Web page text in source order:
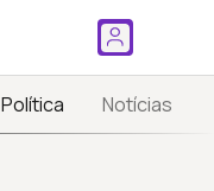
Política Notícias